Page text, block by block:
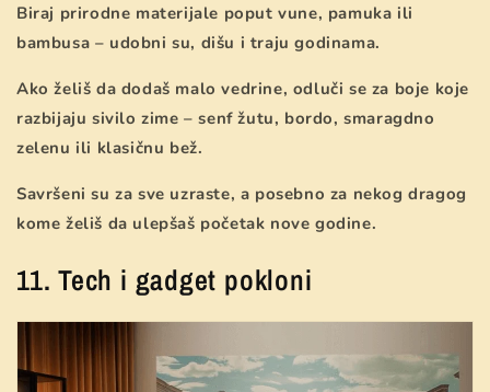
Biraj prirodne materijale poput vune, pamuka ili
bambusa – udobni su, dišu i traju godinama.
Ako želiš da dodaš malo vedrine, odluči se za boje koje
razbijaju sivilo zime – senf žutu, bordo, smaragdno
zelenu ili klasičnu bež.
Savršeni su za sve uzraste, a posebno za nekog dragog
kome želiš da ulepšaš početak nove godine.
11. Tech i gadget pokloni